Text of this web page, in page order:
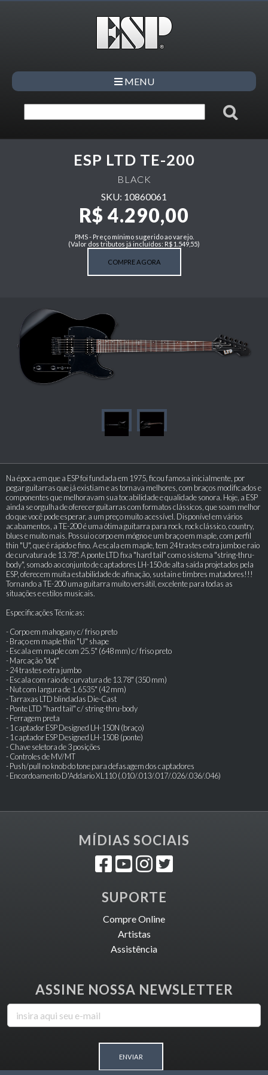
MENU
ESP LTD TE-200
BLACK
SKU: 10860061
R$ 4.290,00
PMS - Preço mínimo sugerido ao varejo.
(Valor dos tributos já incluídos: R$ 1.549,55)
COMPRE AGORA
Na época em que a ESP foi fundada em 1975, ficou famosa inicialmente, por
pegar guitarras que já existiam e as tornava melhores, com braços modificados e
componentes que melhoravam sua tocabilidade e qualidade sonora. Hoje, a ESP
ainda se orgulha de oferecer guitarras com formatos clássicos, que soam melhor
do que você pode esperar, a um preço muito acessível. Disponível em vários
acabamentos, a TE-200 é uma ótima guitarra para rock, rock clássico, country,
blues e muito mais. Possui o corpo em mógno e um braço em maple, com perfil
thin "U", que é rápido e fino. A escala em maple, tem 24 trastes extra jumbo e raio
de curvatura de 13.78". A ponte LTD fixa "hard tail" com o sistema "string-thru-
body", somado ao conjunto de captadores LH-150 de alta saída projetados pela
ESP, oferecem muita estabilidade de afinação, sustain e timbres matadores!!!
Tornando a TE-200 uma guitarra muito versátil, excelente para todas as
situações e estilos musicais.
Especificações Técnicas:
- Corpo em mahogany c/ friso preto
- Braço em maple thin "U" shape
- Escala em maple com 25.5" (648 mm) c/ friso preto
- Marcação "dot"
- 24 trastes extra jumbo
- Escala com raio de curvatura de 13.78" (350 mm)
- Nut com largura de 1.6535" (42 mm)
- Tarraxas LTD blindadas Die-Cast
- Ponte LTD "hard tail" c/ string-thru-body
- Ferragem preta
- 1 captador ESP Designed LH-150N (braço)
- 1 captador ESP Designed LH-150B (ponte)
- Chave seletora de 3 posições
- Controles de MV/MT
- Push/pull no knob do tone para defasagem dos captadores
- Encordoamento D'Addario XL110 (.010/.013/.017/.026/.036/.046)
MÍDIAS SOCIAIS
SUPORTE
Compre Online
Artistas
Assistência
ASSINE NOSSA NEWSLETTER
ENVIAR